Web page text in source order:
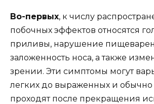
Во-первых, к числу
побочных эффектов относятся
приливы, нарушение
заложенность носа, а также
зрении. Эти симптомы могут
легких до выраженных и обычно
проходят после прекращения